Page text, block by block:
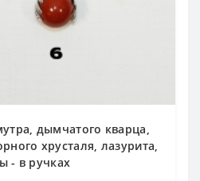
дымчатого кварца,
хрусталя, лазурита,
- в ручках